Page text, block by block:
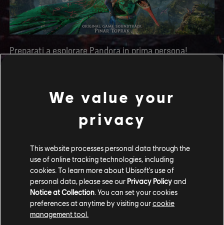
Preparati a esplorare Pandora in prima persona!
CONDIVIDI
We value your
privacy
This website processes personal data through the
use of online tracking technologies, including
cookies. To learn more about Ubisoft's use of
personal data, please see our Privacy Policyand
Notice at Collection. You can set your cookies
preferences at anytime by visiting ourcookie
management tool.